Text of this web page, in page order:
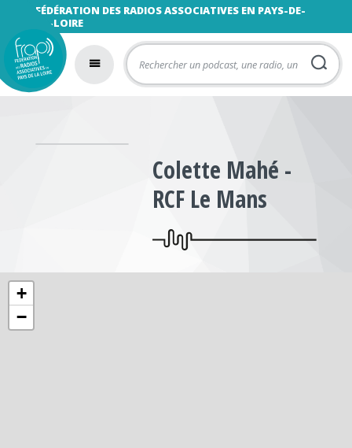
FÉDÉRATION DES RADIOS ASSOCIATIVES EN PAYS-DE-
LA-LOIRE
Colette Mahé -
RCF Le Mans
+
−